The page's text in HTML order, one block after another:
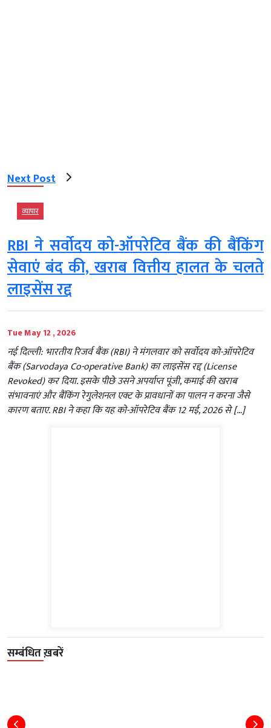
Next Post
व्‍यापार
RBI ने सर्वोदय को-ऑपरेटिव बैंक की बैंकिंग
सेवाएं बंद की, खराब वित्तीय हालत के चलते
लाइसेंस रद्द
Tue May 12 , 2026
नई दिल्ली: भारतीय रिजर्व बैंक (RBI) ने मंगलवार को सर्वोदय को-ऑपरेटिव
बैंक (Sarvodaya Co-operative Bank) का लाइसेंस रद्द (License
Revoked) कर दिया. इसके पीछे उसने अपर्याप्त पूंजी, कमाई की खराब
संभावनाएं और बैंकिंग रेगुलेशनल एक्ट के प्रावधानों का पालन न करना जैसे
कारण बताए. RBI ने कहा कि यह को-ऑपरेटिव बैंक 12 मई, 2026 से […]
सम्बंधित ख़बरें